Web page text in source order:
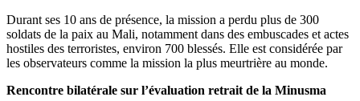
Durant ses 10 ans de présence, la mission a perdu plus de 300
soldats de la paix au Mali, notamment dans des embuscades et actes
hostiles des terroristes, environ 700 blessés. Elle est considérée par
les observateurs comme la mission la plus meurtrière au monde.
Rencontre bilatérale sur l’évaluation retrait de la Minusma